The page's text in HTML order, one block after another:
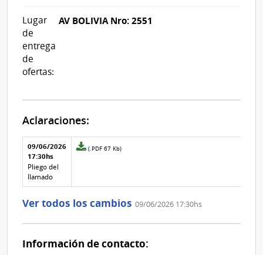
Lugar
de
entrega
de
ofertas:
AV BOLIVIA Nro: 2551
Aclaraciones:
Aclaraciones del llamado
Fecha y
texto de
la
aclaración
09/06/2026
17:30hs
Pliego del
llamado
Archivo
aclaración
2
(.PDF 67 Kb)
Ver todos los cambios 09/06/2026 17:30hs
Información de contacto: